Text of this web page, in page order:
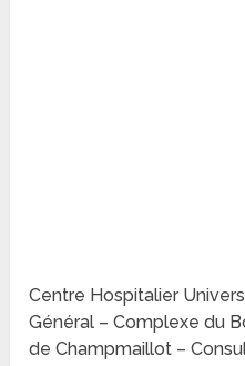
Centre Hospitalier
Général – Complexe du
de Champmaillot –